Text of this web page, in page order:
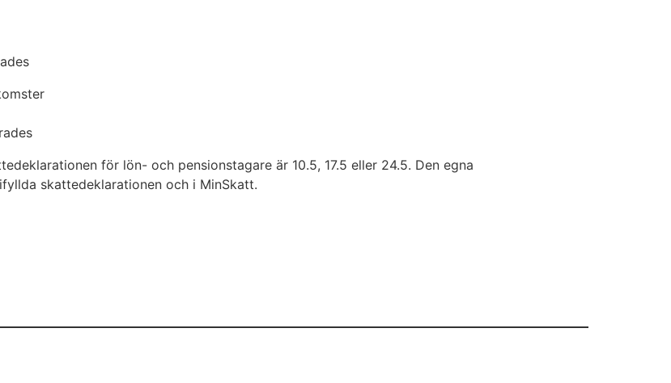
för lön- och pensionstagare är 10.5, 17.5 eller 24.5. Den egna
skattedeklarationen och i MinSkatt.